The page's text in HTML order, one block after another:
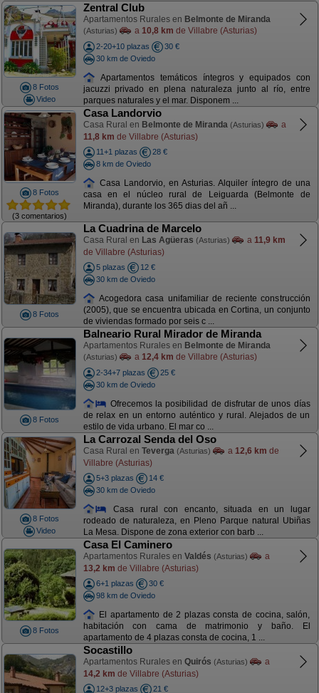
8 Fotos
Video
Zentral Club
Apartamentos Rurales en Belmonte de Miranda
(Asturias) a 10,8 km de Villabre (Asturias)
2-20+10 plazas
30 €
30 km de Oviedo
Apartamentos temáticos íntegros y equipados con
jacuzzi privado en plena naturaleza junto al río, entre
parques naturales y el mar. Disponem ...
8 Fotos
(3 comentarios)
Casa Landorvio
Casa Rural en Belmonte de Miranda (Asturias)
a
11,8 km de Villabre (Asturias)
11+1 plazas
28 €
8 km de Oviedo
Casa Landorvio, en Asturias. Alquiler íntegro de una
casa en el núcleo rural de Leiguarda (Belmonte de
Miranda), durante los 365 dias del añ ...
8 Fotos
La Cuadrina de Marcelo
Casa Rural en Las Agüeras (Asturias) a 11,9 km
de Villabre (Asturias)
5 plazas
12 €
30 km de Oviedo
Acogedora casa unifamiliar de reciente construcción
(2005), que se encuentra ubicada en Cortina, un conjunto
de viviendas formado por seis c ...
8 Fotos
Balneario Rural Mirador de Miranda
Apartamentos Rurales en Belmonte de Miranda
(Asturias) a 12,4 km de Villabre (Asturias)
2-34+7 plazas
25 €
30 km de Oviedo
Ofrecemos la posibilidad de disfrutar de unos días
de relax en un entorno auténtico y rural. Alejados de un
estilo de vida urbano. El mar co ...
8 Fotos
Video
La Carrozal Senda del Oso
Casa Rural en Teverga (Asturias) a 12,6 km de
Villabre (Asturias)
5+3 plazas
14 €
30 km de Oviedo
Casa rural con encanto, situada en un lugar
rodeado de naturaleza, en Pleno Parque natural Ubiñas
La Mesa. Dispone de zona exterior con barb ...
8 Fotos
Casa El Caminero
Apartamentos Rurales en Valdés (Asturias)
a
13,2 km de Villabre (Asturias)
6+1 plazas
30 €
98 km de Oviedo
El apartamento de 2 plazas consta de cocina, salón,
habitación con cama de matrimonio y baño. El
apartamento de 4 plazas consta de cocina, 1 ...
Socastillo
Apartamentos Rurales en Quirós (Asturias)
a
14,2 km de Villabre (Asturias)
12+3 plazas 21 €